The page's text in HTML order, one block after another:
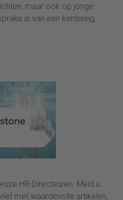
maar ook op jonge
is van een kentering.
HR-Directeuren. Meld u
met waardevolle artikelen,